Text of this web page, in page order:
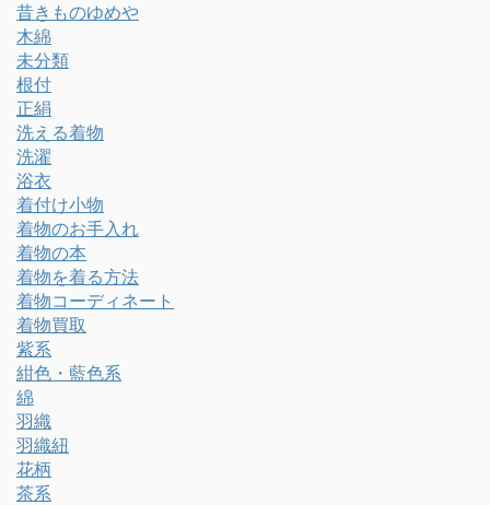
昔きものゆめや
木綿
未分類
根付
正絹
洗える着物
洗濯
浴衣
着付け小物
着物のお手入れ
着物の本
着物を着る方法
着物コーディネート
着物買取
紫系
紺色・藍色系
綿
羽織
羽織紐
花柄
茶系